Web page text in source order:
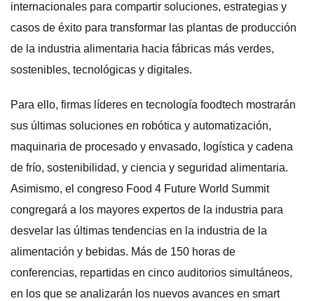
internacionales para compartir soluciones, estrategias y
casos de éxito para transformar las plantas de producción
de la industria alimentaria hacia fábricas más verdes,
sostenibles, tecnológicas y digitales.
Para ello, firmas líderes en tecnología foodtech mostrarán
sus últimas soluciones en robótica y automatización,
maquinaria de procesado y envasado, logística y cadena
de frío, sostenibilidad, y ciencia y seguridad alimentaria.
Asimismo, el congreso Food 4 Future World Summit
congregará a los mayores expertos de la industria para
desvelar las últimas tendencias en la industria de la
alimentación y bebidas. Más de 150 horas de
conferencias, repartidas en cinco auditorios simultáneos,
en los que se analizarán los nuevos avances en smart